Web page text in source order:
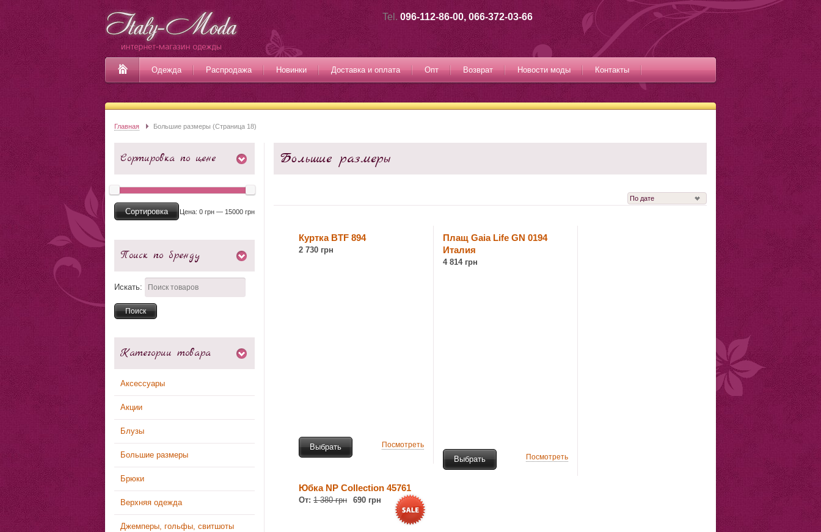
Tel. 096-112-86-00, 066-372-03-66
Одежда Распродажа Новинки Доставка и оплата Опт Возврат Новости моды Контакты
Главная Большие размеры (Страница 18)
Сортировка по цене
Сортировка Цена: 0 грн — 15000 грн
Поиск по бренду
Искать:
Категории товара
Аксессуары
Акции
Блузы
Большие размеры
Брюки
Верхняя одежда
Джемперы, гольфы, свитшоты
Большие размеры
Куртка BTF 894
2 730 грн
Выбрать Посмотреть
Плащ Gaia Life GN 0194
Италия
4 814 грн
Выбрать Посмотреть
Юбка NP Collection 45761
От: 1 380 грн 690 грн